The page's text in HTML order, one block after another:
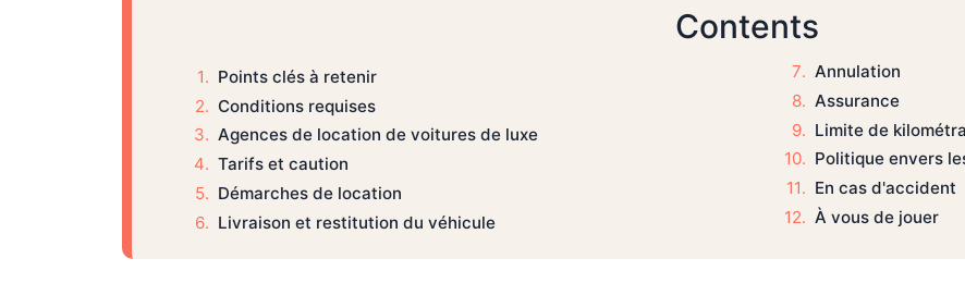
Contents
Points clés à retenir
Conditions requises
Agences de location de voitures de luxe
Tarifs et caution
Démarches de location
Livraison et restitution du véhicule
Annulation
Assurance
Limite de
Politique envers
En cas d'accident
À vous de jouer